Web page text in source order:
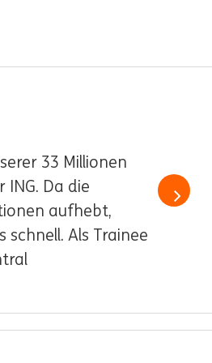
33 Millionen
Da die
aufhebt,
Als Trainee
Read